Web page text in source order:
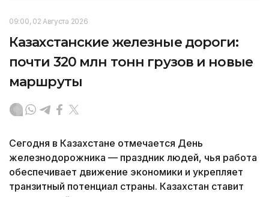
09:00, 02 Августа 2026
Казахстанские железные дороги:
почти 320 млн тонн грузов и новые
маршруты
Сегодня в Казахстане отмечается День
железнодорожника — праздник людей, чья работа
обеспечивает движение экономики и укрепляет
транзитный потенциал страны. Казахстан ставит